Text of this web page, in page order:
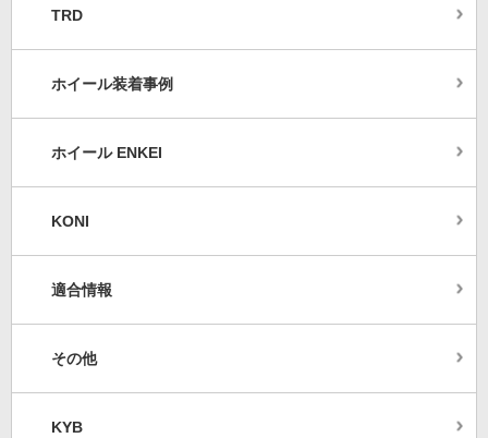
TRD
ホイール装着事例
ホイール ENKEI
KONI
適合情報
その他
KYB